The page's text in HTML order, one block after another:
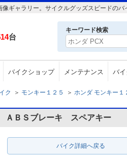
ギャラリー。サイクルグッズスピードのバ
台
キーワード検索
バイクショップ メンテナンス バ
ク ＞ モンキー１２５ ＞ ホンダ モンキー１
ＡＢＳブレーキ スペアキー
バイク詳細へ戻る